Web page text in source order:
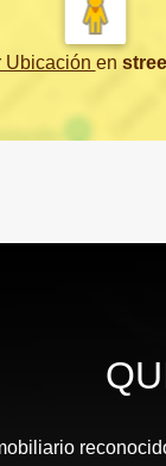
Ubicación en